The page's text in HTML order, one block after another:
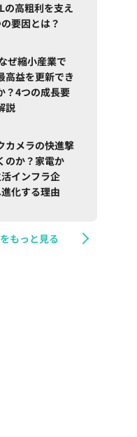
の高粗利を支え
要因とは？
ぜ縮小産業で
高益を更新でき
？4つの成長要
説
カメラの快進撃
のか？家電か
インフラ企
化する理由
もっと見る